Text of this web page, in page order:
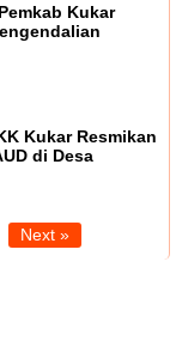
Kukar
Kukar Resmikan
di Desa
Next »